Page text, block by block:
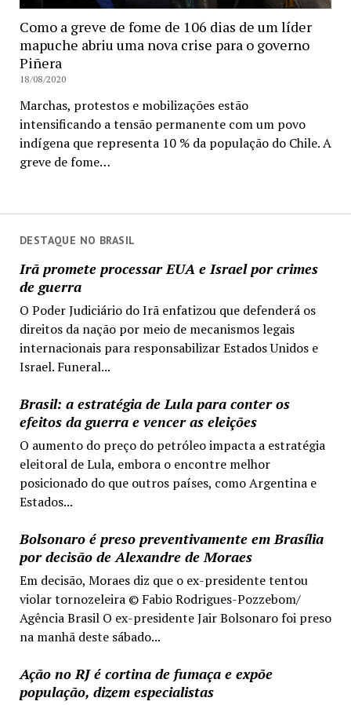
DESTAQUE NO BRASIL
Irã promete processar EUA e Israel por crimes
de guerra
O Poder Judiciário do Irã enfatizou que defenderá os
direitos da nação por meio de mecanismos legais
internacionais para responsabilizar Estados Unidos e
Israel. Funeral...
Brasil: a estratégia de Lula para conter os
efeitos da guerra e vencer as eleições
O aumento do preço do petróleo impacta a estratégia
eleitoral de Lula, embora o encontre melhor
posicionado do que outros países, como Argentina e
Estados...
Bolsonaro é preso preventivamente em Brasília
por decisão de Alexandre de Moraes
Em decisão, Moraes diz que o ex-presidente tentou
violar tornozeleira © Fabio Rodrigues-Pozzebom/
Agência Brasil O ex-presidente Jair Bolsonaro foi preso
na manhã deste sábado...
Ação no RJ é cortina de fumaça e expõe
população, dizem especialistas
Como a greve de fome de 106 dias de um líder
mapuche abriu uma nova crise para o governo
Piñera
18/08/2020
Marchas, protestos e mobilizações estão
intensificando a tensão permanente com um povo
indígena que representa 10 % da população do Chile. A
greve de fome…